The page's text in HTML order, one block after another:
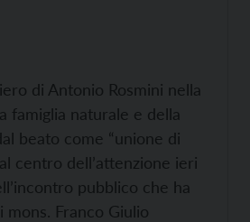
di Antonio Rosmini nella
famiglia naturale e della
beato come “unione di
centro dell’attenzione ieri
pubblico che ha
mons. Franco Giulio